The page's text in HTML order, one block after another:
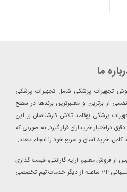
ما
تجهیزات پزشکی شامل تجهیزات پزشکی
از برترین و معتبرترین برندها در سطح
پزشکی یوکامد تلاش کارشناسان بر این
دراختیار خریداران قرار گیرد. به صورتی که
کامل، خرید آسان و سریع خود را انجام دهند.
از فروش معتبر، ارایه گارانتی، قیمت گذاری
طبق نرخ قیمت گذاری شرکتی و پشتیبانی 24 ساعته از دیگر خدمات تیم تخصصی